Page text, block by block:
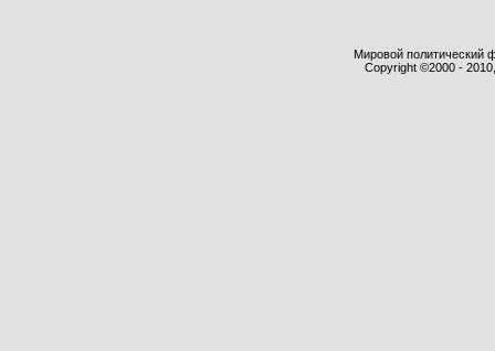
Мировой политический
Copyright ©2000 -